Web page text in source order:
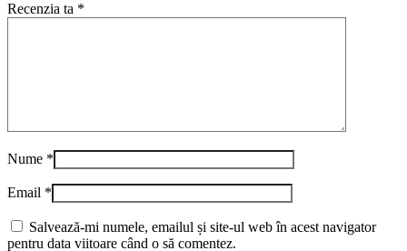
Recenzia ta *
Nume *
Email *
Salvează-mi numele, emailul și site-ul web în acest navigator
pentru data viitoare când o să comentez.